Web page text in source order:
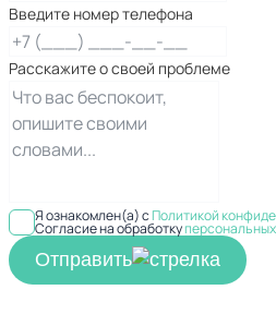
Введите номер телефона
Расскажите о своей проблеме
Я ознакомлен(а) сПолитикой
Согласие на обработку
Отправить